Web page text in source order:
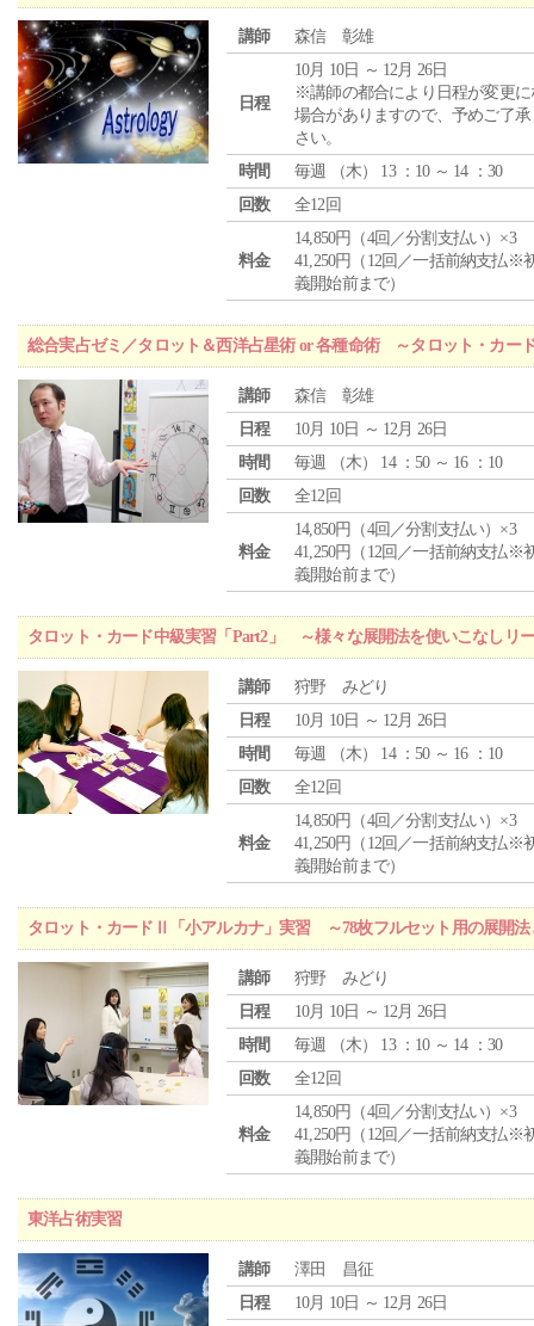
講師 森信 彰雄
日程
10月 10日 ～ 12月 26日
※講師の都合により日程が変更に
場合がありますので、予めご了承
さい。
時間
毎週 （木） 13 ：10 ～ 14 ：30
回数
全12回
料金
14,850円（4回／分割支払い）×3
41,250円（12回／一括前納支払※
義開始前まで）
総合実占ゼミ／タロット＆西洋占星術 or 各種命術 ～タロット・カー
講師
森信 彰雄
日程
10月 10日 ～ 12月 26日
時間
毎週 （木） 14 ：50 ～ 16 ：10
回数
全12回
料金
14,850円（4回／分割支払い）×3
41,250円（12回／一括前納支払※
義開始前まで）
タロット・カード中級実習「Part2」 ～様々な展開法を使いこなしリ
講師
狩野 みどり
日程
10月 10日 ～ 12月 26日
時間
毎週 （木） 14 ：50 ～ 16 ：10
回数
全12回
料金
14,850円（4回／分割支払い）×3
41,250円（12回／一括前納支払※
義開始前まで）
タロット・カードⅡ「小アルカナ」実習 ～78枚フルセット用の展開法
講師
狩野 みどり
日程
10月 10日 ～ 12月 26日
時間
毎週 （木） 13 ：10 ～ 14 ：30
回数
全12回
料金
14,850円（4回／分割支払い）×3
41,250円（12回／一括前納支払※
義開始前まで）
東洋占術実習
講師
澤田 昌征
日程
10月 10日 ～ 12月 26日